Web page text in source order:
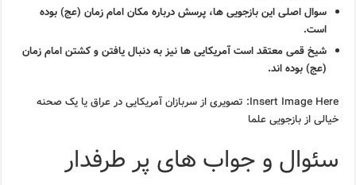
سوال اصلی این بازجویی ها، پرسش درباره مکان امام زمان (عج) بوده
است.
شیخ قمی معتقد است آمریکایی ها نیز به دنبال یافتن و کشتن امام زمان
(عج) بوده اند.
Insert Image Here: تصویری از سربازان آمریکایی در عراق یا یک صحنه
خیالی از بازجویی علما
سئوال و جواب های پر طرفدار